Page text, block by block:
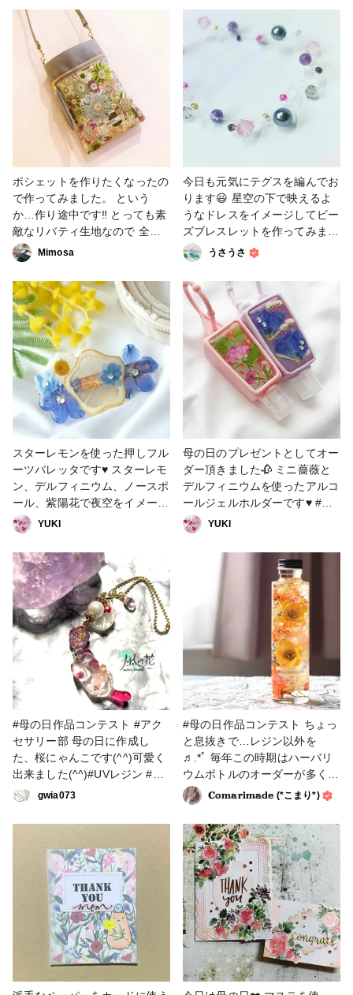
りたいです☆） ポイントはひ
ねり金具をつけたところ。 こ
の金具を取り付けただけで、
ぐっとオシャレに高級にみえる
気がします。 手芸屋さんでは
あまり種類が売ってないので
ネット購入がおすすめです😊
参考にした動画はフラットタイ
プですが、 マチを付けると物
ので◎です❤ 大きさは
25cm×18cmマチ1.5cm 一般サ
イズの長財布はギリギリです〜
🤗 #母の日作品コンテスト #バ
ッグ・ポーチ #小物・雑貨 #ソ
ーイング
ポシェットを作りたくなったの
で作ってみました。 という
か…作り途中です‼️ とっても素
敵なリバティ生地なので 全面
に出してアピールしてみました
🥰 本当にキレイな柄ですよね
❤ ひねり金具を付けたいので
すが、 なかなか届かなくてモ
ヤモヤしてます😂 (最近郵便物
が届くのがとても遅い💧） ま
た完成したらアップします。 #
母の日作品コンテスト #ファッ
ション #バッグ・ポーチ #小
物・雑貨 #ソーイング
Mimosa
今日も元気にテグスを編んでお
ります😃 星空の下で映えるよ
うなドレスをイメージしてビー
ズブレスレットを作ってみまし
た。 編んでいる途中で気を抜
くと伸びてダラーンとした仕上
がりになってしまうので、最後
まで気が抜けません💦 #ビーズ
#ビーズ＆パーツ #ブレスレッ
ト #母の日作品コンテスト
うさうさ
スターレモンを使った押しフル
ーツバレッタです♥️ スターレモ
ン、デルフィニウム、ノースポ
ール、紫陽花で夜空をイメージ
した作品です🌠🌃 #母の日作品
コンテスト #UVレジン #夜空 #
バレッタ #ヘアアクセサリー #
押し花バレッタ
YUKl
母の日のプレゼントとしてオー
ダー頂きました🥀 ミニ薔薇と
デルフィニウムを使ったアルコ
ールジェルホルダーです♥️ #母
の日作品コンテスト #母の日 #
花 #UVレジン
YUKl
#母の日作品コンテスト #アク
セサリー部 母の日に作成し
た、桜にゃんこです(^^)可愛く
出来ました(^^)#UVレジン #レ
ジン
gwia073
#母の日作品コンテスト ちょっ
と息抜きで…レジン以外を
♬.*ﾟ 毎年この時期はハーバリ
ウムボトルのオーダーが多く今
年も20本ほど母の日ギフト用
に作らせてせていただきました
☺️今日受け取ったお母さんたち
が喜んでくれてますように💕 #
ハーバリウム #ラッピング・ギ
フト #ギフト
𝐂𝕠𝕞𝕒𝕣𝕚𝕞𝕒𝕕𝕖 (*こまり*)